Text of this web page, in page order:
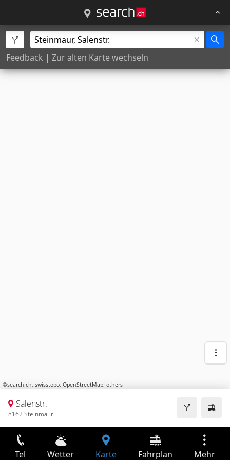
Feedback | Zur alten Karte wechseln
©search.ch, swisstopo, OpenStreetMap, others
Salenstr.
8162 Steinmaur
Tel Wetter Karte Fahrplan Mehr